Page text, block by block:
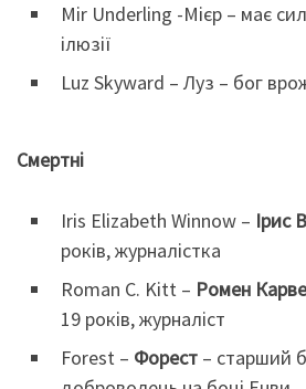
Mir Underling -Мієр – має
ілюзії
Luz Skyward – Луз – бог
Смертні
Iris Elizabeth Winnow – Ірис
років, журналістка
Roman C. Kitt – Ромен
19 років, журналіст
Forest – Форест – старший